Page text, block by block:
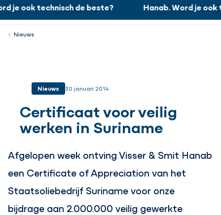
Hanab. Word je ook technisch de beste?
je ook technisch de beste? Hanab. Word je ook
Werken bij Menu
Nieuws
Nieuws 30 januari 2014
Certificaat voor veilig
werken in Suriname
Afgelopen week ontving Visser & Smit Hanab
een Certificate of Appreciation van het
Staatsoliebedrijf Suriname voor onze
bijdrage aan 2.000.000 veilig gewerkte
Sluiten